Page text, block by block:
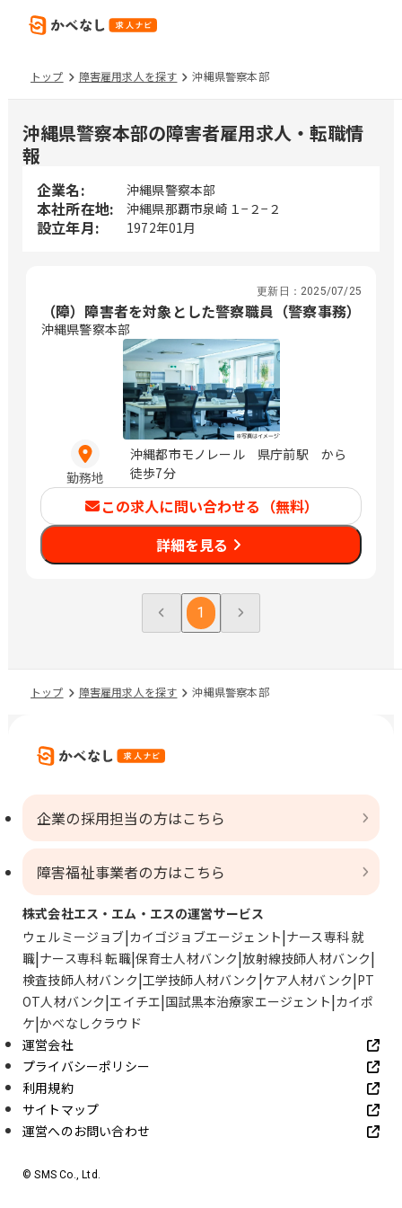
トップ 障害雇用求人を探す 沖縄県警察本部
沖縄県警察本部の障害者雇用求人・転職情
報
企業名: 沖縄県警察本部
本社所在地: 沖縄県那覇市泉崎１−２−２
設立年月: 1972年01月
更新日： 2025/07/25
（障）障害者を対象とした警察職員（警察事務）
沖縄県警察本部
勤務地
沖縄都市モノレール 県庁前駅 から
徒歩7分
この求人に問い合わせる（無料）
詳細を見る
1
トップ 障害雇用求人を探す 沖縄県警察本部
企業の採用担当の方はこちら
障害福祉事業者の方はこちら
株式会社エス・エム・エスの運営サービス
ウェルミージョブ カイゴジョブエージェント ナース専科 就
職 ナース専科 転職 保育士人材バンク 放射線技師人材バンク
検査技師人材バンク 工学技師人材バンク ケア人材バンク PT
OT人材バンク エイチエ 国試黒本治療家エージェント カイポ
ケ かべなしクラウド
運営会社
プライバシーポリシー
利用規約
サイトマップ
運営へのお問い合わせ
© SMS Co., Ltd.